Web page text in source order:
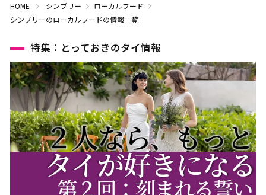
HOME シンブリー
ローカルフード
シンブリーのローカルフードの情報一覧
特集：とっておきのタイ情報